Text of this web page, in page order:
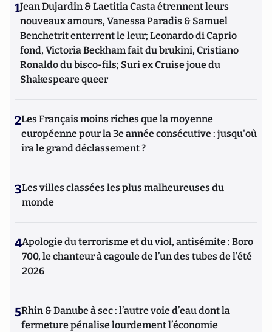
1Jean Dujardin & Laetitia Casta étrennent leurs
nouveaux amours, Vanessa Paradis & Samuel
Benchetrit enterrent le leur; Leonardo di Caprio
fond, Victoria Beckham fait du brukini, Cristiano
Ronaldo du bisco-fils; Suri ex Cruise joue du
Shakespeare queer
2Les Français moins riches que la moyenne
européenne pour la 3e année consécutive : jusqu'où
ira le grand déclassement ?
3Les villes classées les plus malheureuses du
monde
4Apologie du terrorisme et du viol, antisémite : Boro
700, le chanteur à cagoule de l’un des tubes de l’été
2026
5Rhin & Danube à sec : l’autre voie d’eau dont la
fermeture pénalise lourdement l’économie